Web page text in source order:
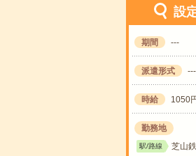
設
期間 ---
派遣形式 ---
時給 1050
勤務地
駅/路線 芝山